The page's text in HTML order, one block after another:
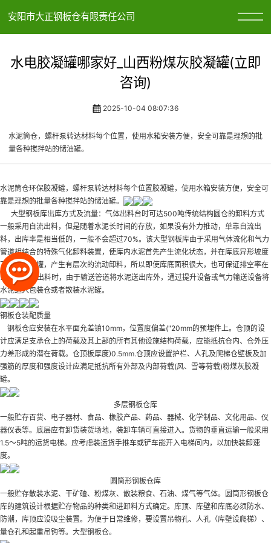
安阳市大正钢板仓有限责任公司
水电胶凝罐哪家好_山西粉煤灰胶凝罐(立即
咨询)
2025-10-04 08:07:36
水泥筒仓，螺杆泵转达材料每个位置，使用水箱安装方便，安全可靠是理想的批
量各种搅拌站的储油罐。
水泥筒仓环保胶凝罐，螺杆泵转达材料每个位置胶凝罐，使用水箱安装方便，安全可
靠是理想的批量各种搅拌站的储油罐。
大型钢板库出库方式及流量：气体出料台时可达500吨传统结构圆仓的卸料方式
一般采用自流出料，但是随着水泥长时间的存放，如果没有外力推动，单靠自流出
料，出库率是相当低的，一般不会超过70%。该大型钢板库由于采用气体流化和气力
管道相结合的特殊气化卸料装置，使库内水泥首先产生流化状态，并在库底异形坡度
下水泥胶凝罐，产生有层次的流动卸料，所以即使库底面积很大，也可保证排空率在
90%以上。出料时，由于输送管道将水泥送出库外，通过提升设备或气力输送设备将
水泥送入包装仓或者散装水泥罐。
钢板仓装配质量
钢板仓应安装在水平面允差镇10mm，位置度偏差("20mm的预埋件上。仓顶的设
计应满足支承仓上的荷载及其上部的所有其他设施结构荷载，应能抵抗仓内、仓外压
力差形成的潜在荷载。仓顶板厚度)0.5mm.仓顶应设置护栏、人孔及爬梯仓壁板及加
强筋的厚度和强度设计应满足抵抗所有外部及内部荷载(风、雪等荷载)粉煤灰胶凝
罐。
多层钢板仓库
一般贮存百货、电子器材、食品、橡胶产品、药品、器械、化学制品、文化用品、仪
器仪表等。底层应有卸货装货场地，装卸车辆可直接进入。货物的垂直运输一般采用
1.5～5吨的运货电梯。应考虑装运货手推车或铲车能开入电梯间内，以加快装卸速
度。
圆筒形钢板仓库
一般贮存散装水泥、干矿碴、粉煤灰、散装粮食、石油、煤气等气体。圆筒形钢板仓
库的建筑设计根据贮存物品的种类和进卸料方式确定。库顶、库壁和库底必须防水、
防潮，库顶应设吸尘装置。为便于日常维修，要设置吊物孔、人孔（库壁设爬梯）、
量仓孔和起重吊钩等。大型钢板仓。